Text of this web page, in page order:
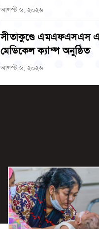
আগস্ট ৬, ২০২৬
সীতাকুণ্ডে এমএফএসএস
মেডিকেল ক্যাম্প অনুষ্ঠিত
আগস্ট ৬, ২০২৬